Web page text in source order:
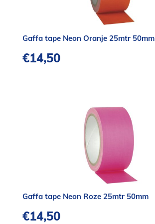
Gaffa tape Neon Oranje 25mtr 50mm
€14,50
Gaffa tape Neon Roze 25mtr 50mm
€14,50